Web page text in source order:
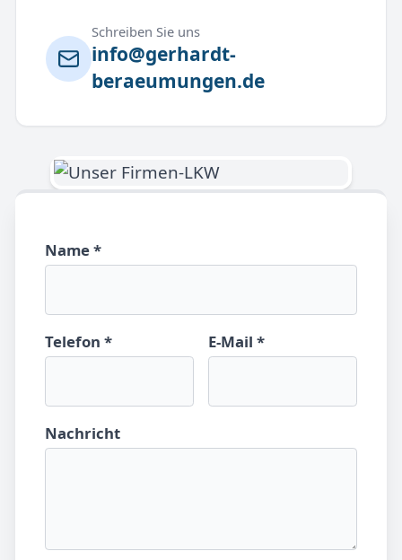
Schreiben Sie uns
info@gerhardt-
beraeumungen.de
Name *
Telefon * E-Mail *
Nachricht